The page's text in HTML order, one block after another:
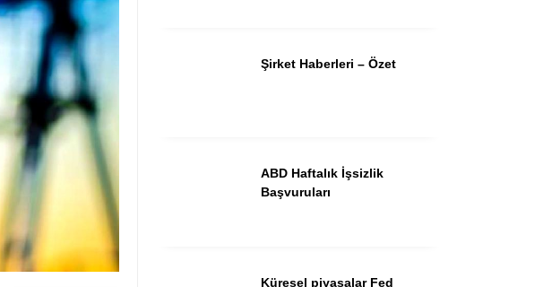
Kripto
Şirket Haberleri – Özet
ABD Haftalık İşsizlik
Başvuruları
Küresel piyasalar Fed